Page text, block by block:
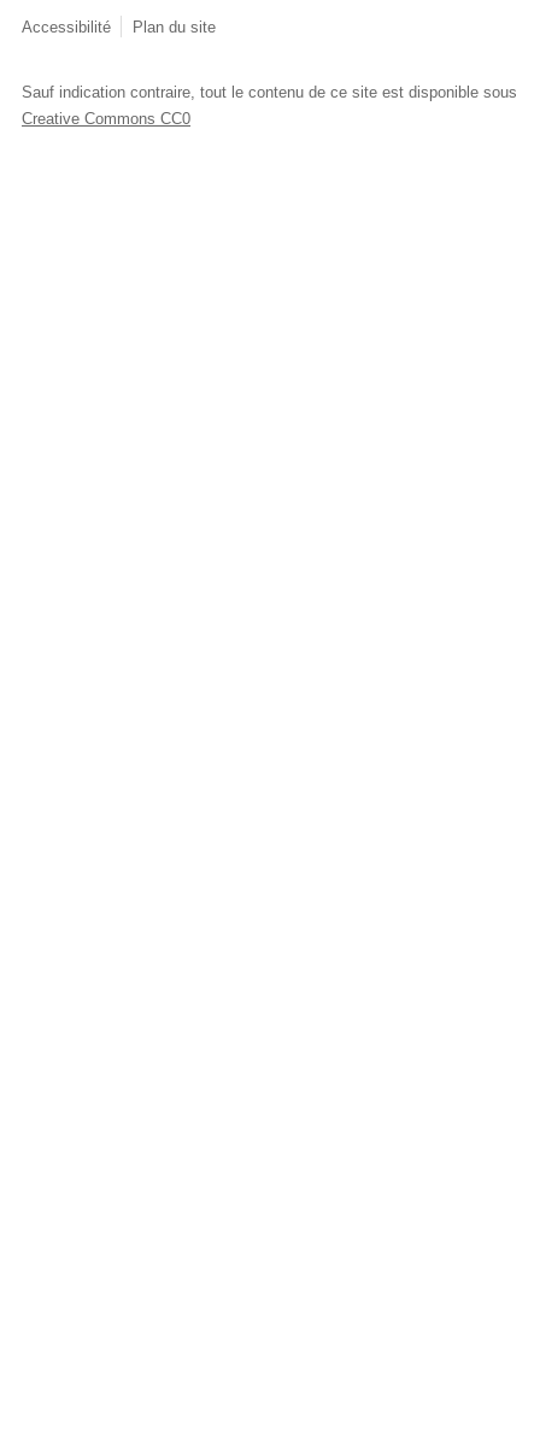
Accessibilité Plan du site
Sauf indication contraire, tout le contenu de ce site est disponible sous
Creative Commons CC0